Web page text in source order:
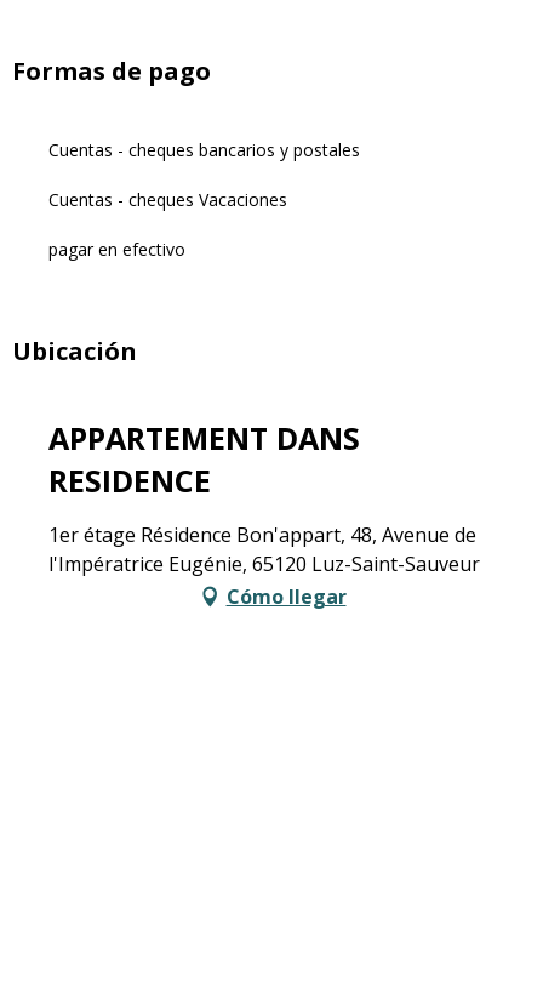
Formas de pago
Cuentas - cheques bancarios y postales
Cuentas - cheques Vacaciones
pagar en efectivo
Ubicación
APPARTEMENT DANS
RESIDENCE
1er étage Résidence Bon'appart, 48, Avenue de
l'Impératrice Eugénie, 65120 Luz-Saint-Sauveur
Cómo llegar